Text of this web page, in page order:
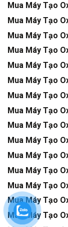
Mua Máy Tạo
Mua Máy Tạo
Mua Máy Tạo
Mua Máy Tạo
Mua Máy Tạo
Mua Máy Tạo
Mua Máy Tạo
Mua Máy Tạo
Mua Máy Tạo
Mua Máy Tạo
Mua Máy Tạo
Mua Máy Tạo
Mua Máy Tạo
Mua Máy Tạo
Mua Máy Tạo